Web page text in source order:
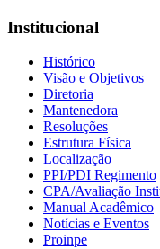
Institucional
Histórico
Visão e Objetivos
Diretoria
Mantenedora
Resoluções
Estrutura Física
Localização
PPI/PDI Regimento
CPA/Avaliação
Manual Acadêmico
Notícias e Eventos
Proinpe